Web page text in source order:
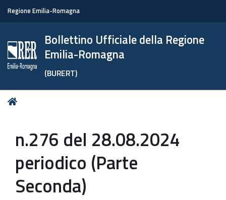
Regione Emilia-Romagna
Bollettino Ufficiale della Regione
Emilia-Romagna
(BURERT)
Tu
n.276 del 28.08.2024
periodico (Parte
Seconda)